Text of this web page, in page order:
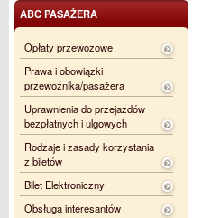
ABC PASAŻERA
Opłaty przewozowe
Prawa i obowiązki
przewoźnika/pasażera
Uprawnienia do przejazdów
bezpłatnych i ulgowych
Rodzaje i zasady korzystania
z biletów
Bilet Elektroniczny
Obsługa interesantów